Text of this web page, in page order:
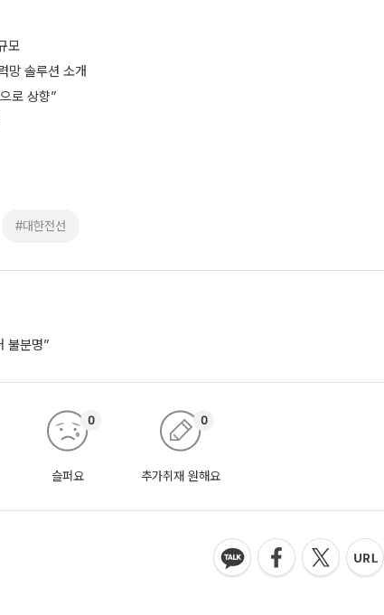
모
망 솔루션 소개
로 상향”
#대한전선
불분명”
슬퍼요
0
추가취재 원해요
0